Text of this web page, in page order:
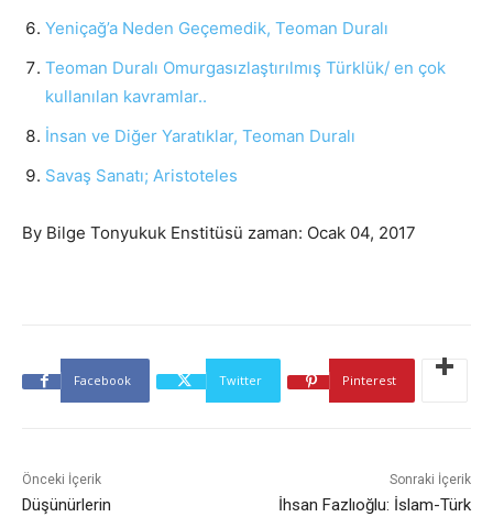
Yeniçağ’a Neden Geçemedik, Teoman Duralı
Teoman Duralı Omurgasızlaştırılmış Türklük/ en çok
kullanılan kavramlar..
İnsan ve Diğer Yaratıklar, Teoman Duralı
Savaş Sanatı; Aristoteles
By Bilge Tonyukuk Enstitüsü zaman: Ocak 04, 2017
Facebook Twitter Pinterest
Önceki İçerik
Düşünürlerin
Sonraki İçerik
İhsan Fazlıoğlu: İslam-Türk